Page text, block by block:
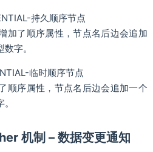
持久顺序节点
加了顺序属性，节点名后边会追加
字。
临时顺序节点
顺序属性，节点名后边会追加一个
机制 – 数据变更通知